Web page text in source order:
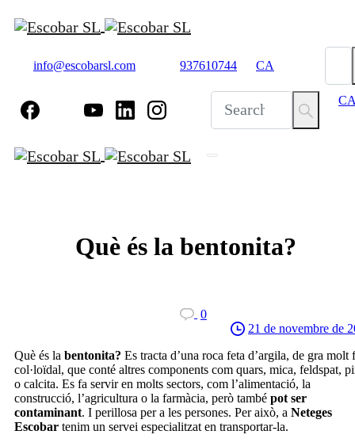
info@escobarsl.com 937610744 CA
Què és la bentonita?
0
21 de novembre de
Què és la bentonita? Es tracta d’una roca feta d’argila, de gra molt
col·loïdal, que conté altres components com quars, mica, feldspat,
o calcita. Es fa servir en molts sectors, com l’alimentació, la
construcció, l’agricultura o la farmàcia, però també pot ser
contaminant. I perillosa per a les persones. Per això, a Neteges
Escobar tenim un servei especialitzat en transportar-la.